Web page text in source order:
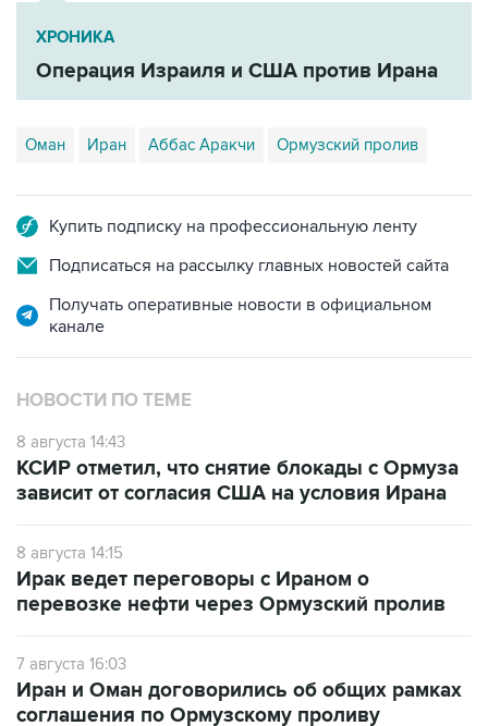
ХРОНИКА
Операция Израиля и США против Ирана
Оман Иран Аббас Аракчи Ормузский пролив
Купить подписку на профессиональную ленту
Подписаться на рассылку главных новостей сайта
Получать оперативные новости в официальном
канале
НОВОСТИ ПО ТЕМЕ
8 августа 14:43
КСИР отметил, что снятие блокады с Ормуза
зависит от согласия США на условия Ирана
8 августа 14:15
Ирак ведет переговоры с Ираном о
перевозке нефти через Ормузский пролив
7 августа 16:03
Иран и Оман договорились об общих рамках
соглашения по Ормузскому проливу